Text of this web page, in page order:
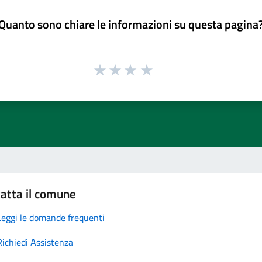
sono chiare le informazioni su questa
il comune
le domande frequenti
Assistenza